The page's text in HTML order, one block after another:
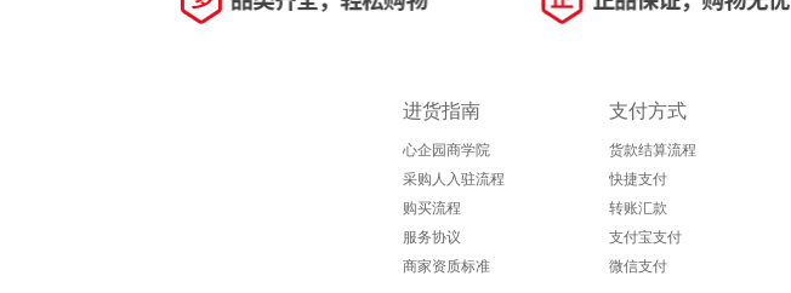
进货指南
心企园商学院
采购人入驻流程
购买流程
服务协议
商家资质标准
支付方式
货款结算流程
快捷支付
转账汇款
支付宝支付
微信支付